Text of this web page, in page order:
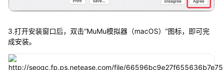
3.打开安装窗口后，双击“MuMu模拟器（macOS）”图标，即可完
成安装。